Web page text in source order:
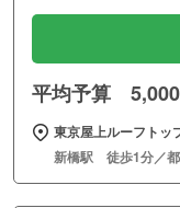
平均予算
東京屋上ルーフトッ
新橋駅 徒歩1分／